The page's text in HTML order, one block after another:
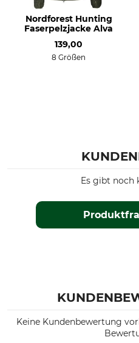
Farbe
moss green
Nordforest Hunting
Faserpelzjacke Alva
139,00
8 Größen
Es gibt noch
Keine Kundenbewertung